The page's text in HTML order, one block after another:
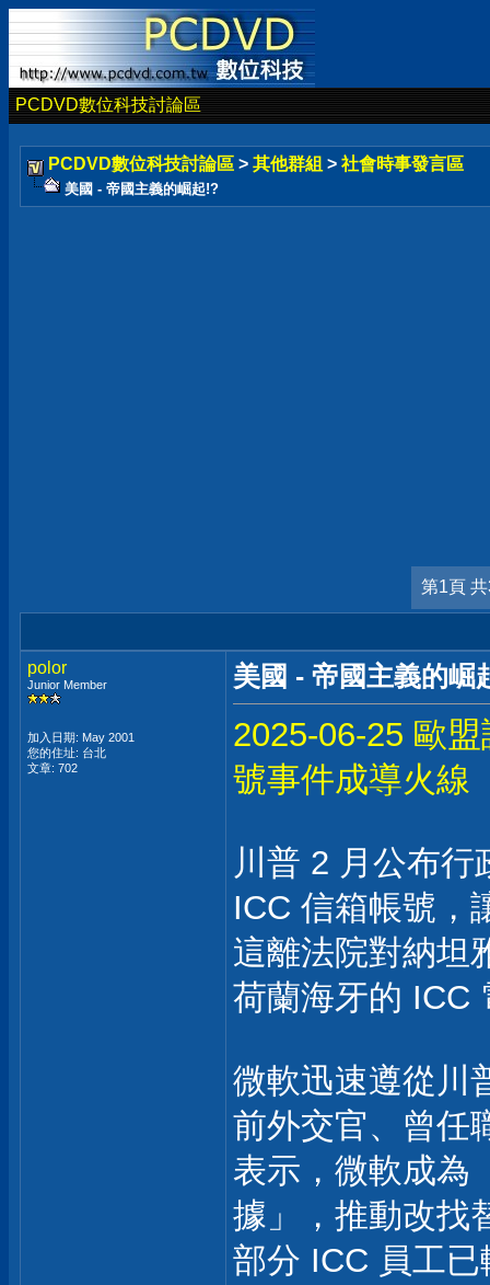
PCDVD數位科技討論區
PCDVD數位科技討論區 > 其他群組 > 社會時事發言區
美國 - 帝國主義的崛起!?
第1頁
polor
Junior Member
加入日期: May 2001
您的住址: 台北
文章: 702
美國 - 帝國主義的崛
2025-06-25 歐
號事件成導火線
川普 2 月公布
ICC 信箱帳號，
這離法院對納坦
荷蘭海牙的 ICC
微軟迅速遵從川
前外交官、曾任
表示，微軟成為
據」，推動改找
部分 ICC 員工